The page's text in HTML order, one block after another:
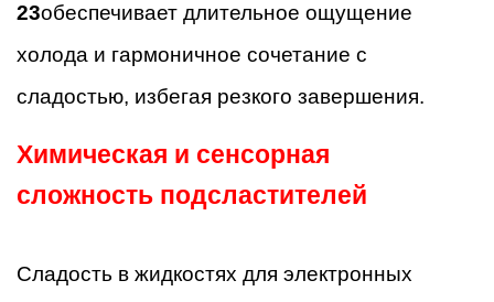
23обеспечивает длительное ощущение
холода и гармоничное сочетание с
сладостью, избегая резкого завершения.
Химическая и сенсорная
сложность подсластителей
Сладость в жидкостях для электронных